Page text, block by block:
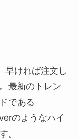
早ければ注文し
最新のトレン
である
のようなハイ
。